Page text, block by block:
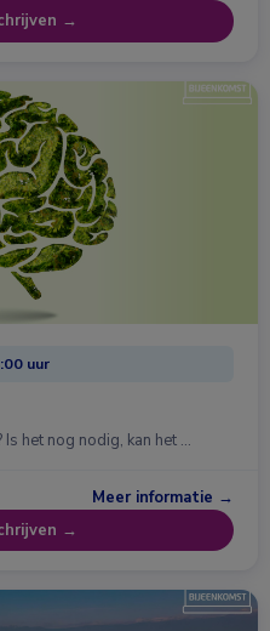
→
uur
het nog nodig, kan het …
Meer informatie →
→